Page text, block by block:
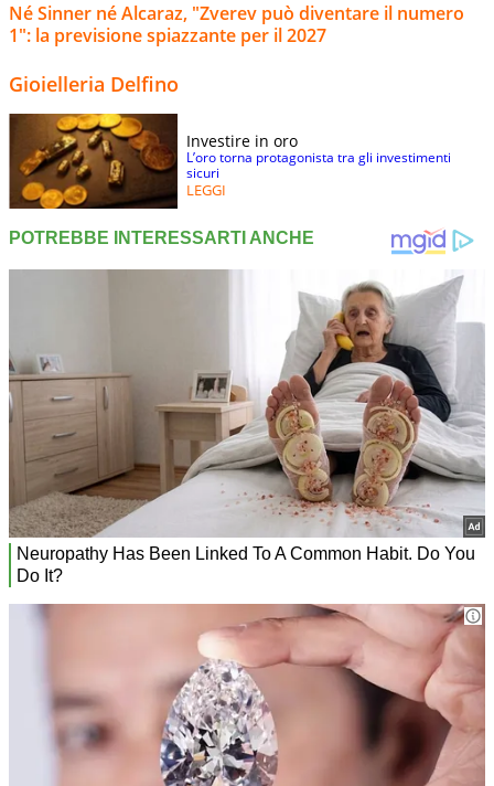
Né Sinner né Alcaraz, "Zverev può diventare il numero
1": la previsione spiazzante per il 2027
Gioielleria Delfino
Investire in oro
L’oro torna protagonista tra gli investimenti
sicuri
LEGGI